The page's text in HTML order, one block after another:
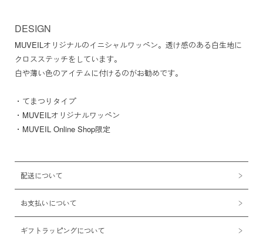
DESIGN
MUVEILオリジナルのイニシャルワッペン。透け感のある白生地に
クロスステッチをしています。
白や薄い色のアイテムに付けるのがお勧めです。
・てまつりタイプ
・MUVEILオリジナルワッペン
・MUVEIL Online Shop限定
配送について
お支払いについて
ギフトラッピングについて